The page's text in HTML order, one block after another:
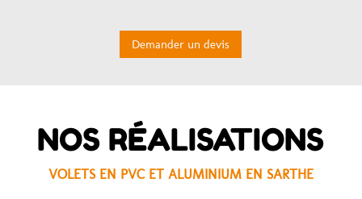
Demander un devis
NOS RÉALISATIONS
VOLETS EN PVC ET ALUMINIUM EN SARTHE